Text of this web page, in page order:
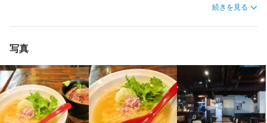
有し、チーム全体で考えながら作業を進めていくことが大事にな
ります。いかに作業を仕事として昇華し、お客様目線で物事を考
えることができるか、これを第一に考えています。
白菜は〇〇さん、高菜は□□さん、漬物は××さんと、置いてあるも
のを見れば誰がそれを置いてくれたかはわかります。物々交換が
当たり前に生活の一部でした。だからこそ、次にその方に会った
際は「ありがとうございます」や「美味しかったです」とお礼を
言うのが当然でした。「いただきます」と「ごちそうさまでし
た」は大事な言葉として育ってきました。
社会人になり、飲食業界に進みました。当時の業界はまさにブラ
続きを見る
写真
求める人物像
・コミュニケーションを通じ何か表現したい！
・アルバイトをするなら何か将来に役に立つことをしたい！
・何か一芸を持っている！
・将来飲食店を経営してみたい！
自分で考えてできるサービスを提案します。
決められたことだけをするのではつまらないと考えています。
皆さんが、主体的になって考えてお仕事をしてもらいたいと考え
ています。
考えることに重きを置くので、どうしてもアナログな方へと進み
ます。
大変だけど、どの仕事についても大事なことを、アルバイトで身
コミュニケーション能力 飲食店での調理経験 飲食店での接客経験
経験がある方は、その素養をもとに、より強いコミュニケーショ
少しでも悩んでいるなら、ぜひ一度ご連絡ください。
自分で考えてできるサービスを提案します。
決められたことだけをするのではつまらないと考えています。
皆さんが、主体的になって考えてお仕事をしてもらいたいと考え
ています。
考えることに重きを置くので、どうしてもアナログな方へと進み
ます。
大変だけど、どの仕事についても大事なことを、アルバイトで身
求める人物像
・コミュニケーションを通じ何か表現したい！
・アルバイトをするなら何か将来に役に立つことをしたい！
・何か一芸を持っている！
・将来飲食店を経営してみたい！
自分で考えてできるサービスを提案します。
決められたことだけをするのではつまらないと考えています。
皆さんが、主体的になって考えてお仕事をしてもらいたいと考え
ています。
考えることに重きを置くので、どうしてもアナログな方へと進み
ます。
大変だけど、どの仕事についても大事なことを、アルバイトで身